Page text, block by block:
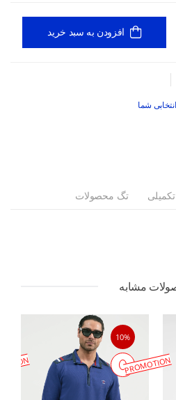
افزودن به سبد خرید
شما
تگ محصولات
مشابه
10%
PROMOTION